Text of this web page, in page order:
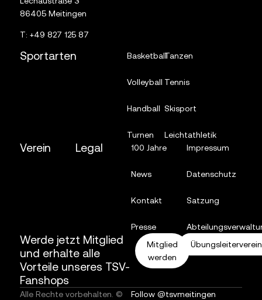
86405 Meitingen
T: +49 827 125 87
Sportarten Basketball
Volleyball
Handball
Turnen
Tanzen
Tennis
Skisport
Leichtathletik
Verein Legal 100 Jahre
News
Kontakt
Presse
Impressum
Datenschutz
Satzung
Werde jetzt Mitglied
und erhalte alle
Vorteile unseres TSV-
Fanshops
Mitglied
werden
Alle Rechte vorbehalten. © Follow @tsvmeitingen